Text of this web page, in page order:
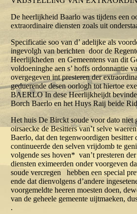
De heerlijkheid Baarlo was tijdens een
extraordinaire diensten zoals uit
Specificatie soo van d’ adelijke als
ingevolgh van berichten door de
Heerlijkheden en Gemeentens van dit
voldoeninghe aen s’ hoffs ordonnantie
overgegeven int presteren der
geduerende desen oorlogh tot hiertoe
BAERLO In dese Heerlijkheijdt
Borch Baerlo en het Huys Raij beide
Het huis De Birckt soude voor dato niet
oirsaecke de Besitters van’t selve
Baerlo, dat den tegenwoordigen besitter
continueerde den selven vrijdomb te
volgende ses hoven* van’t presteren
diensten eximeerden onder voorgeven
soude vercregen hebben een special
ende dat dienvolgens d’andere
voorgemeldte heeren moesten doen,
van de geheele gemeente uijtmaeken,
.